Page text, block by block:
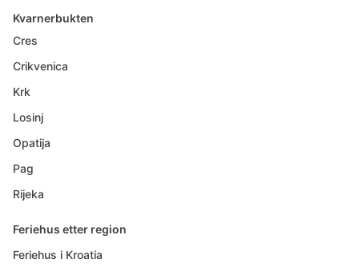
Kvarnerbukten
Cres
Crikvenica
Krk
Losinj
Opatija
Pag
Rijeka
Feriehus etter region
Feriehus i Kroatia